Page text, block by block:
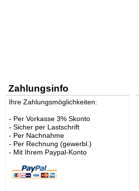
Zahlungsinfo
Ihre Zahlungsmöglichkeiten:
- Per Vorkasse 3% Skonto
- Sicher per Lastschrift
- Per Nachnahme
- Per Rechnung (gewerbl.)
- Mit Ihrem Paypal-Konto